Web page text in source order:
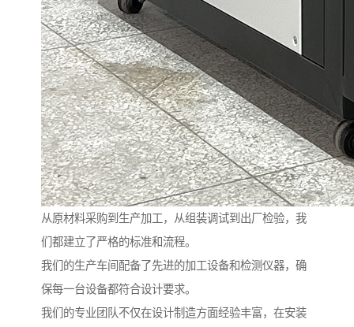
从原材料采购到生产加工，从组装调试到出厂检验，我
们都建立了严格的标准和流程。
我们的生产车间配备了先进的加工设备和检测仪器，确
保每一台设备都符合设计要求。
我们的专业团队不仅在设计制造方面经验丰富，在安装